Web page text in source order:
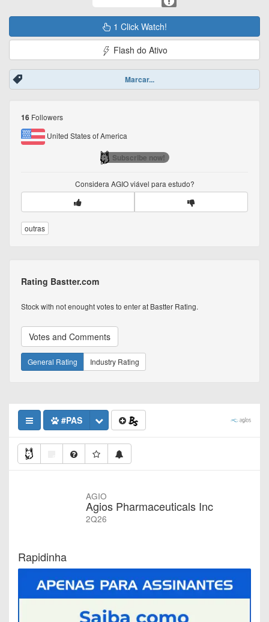
1 Click Watch!
Flash do Ativo
Marcar...
16 Followers
United States of America
Subscribe now!
Considera AGIOviável para estudo?
outras
Rating Bastter.com
Stock with not enought votes to enter at Bastter Rating.
Votes and Comments
General Rating Industry Rating
#PAS
AGIO
Agios Pharmaceuticals Inc
2Q26
Rapidinha